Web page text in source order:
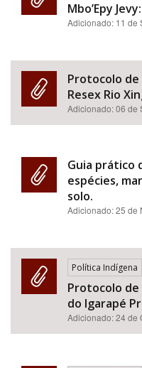
Mbo’Epy
Adicionado: 11 de
Protocolo
Resex Rio
Adicionado:06 de
Guia prático
espécies,
solo.
Adicionado:25 de
Política Indígena
Protocolo
do Igarapé
Adicionado:24 de